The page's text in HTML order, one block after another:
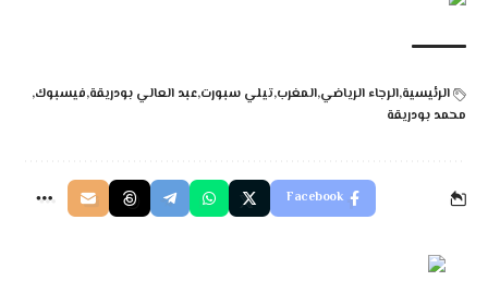
الرئيسيةالرجاء الرياضيالمغربتيلي سبورتعبد العالي بودريقةفيسبوك
محمد بودريقة
Facebook